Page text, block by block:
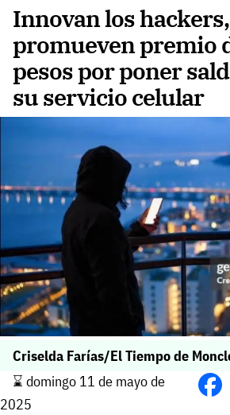
Innovan los
promueven premio
pesos por poner
su servicio celular
Criselda Farías/El Tiempo de
⌛️ domingo 11 de mayo de
2025